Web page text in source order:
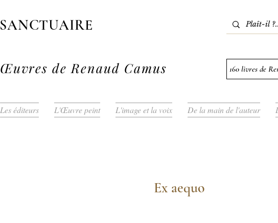
SANCTUAIRE
Œuvres de Renaud Camus 160 livres de
Les éditeurs L'Œuvre peint L'image et la voix De la main de l'auteur
Ex aequo